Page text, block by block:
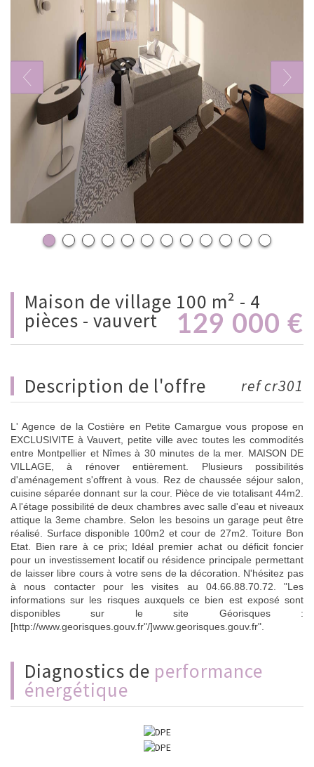
maison de village 100 m² - 4
pièces - vauvert 129 000 €
description de l'offre ref cr301
L' Agence de la Costière en Petite Camargue vous propose en
EXCLUSIVITE à Vauvert, petite ville avec toutes les commodités
entre Montpellier et Nîmes à 30 minutes de la mer. MAISON DE
VILLAGE, à rénover entièrement. Plusieurs possibilités
d'aménagement s'offrent à vous. Rez de chaussée séjour salon,
cuisine séparée donnant sur la cour. Pièce de vie totalisant 44m2.
A l'étage possibilité de deux chambres avec salle d'eau et niveaux
attique la 3eme chambre. Selon les besoins un garage peut être
réalisé. Surface disponible 100m2 et cour de 27m2. Toiture Bon
Etat. Bien rare à ce prix; Idéal premier achat ou déficit foncier
pour un investissement locatif ou résidence principale permettant
de laisser libre cours à votre sens de la décoration. N'hésitez pas
à nous contacter pour les visites au 04.66.88.70.72. "Les
informations sur les risques auxquels ce bien est exposé sont
disponibles sur le site Géorisques :
[http://www.georisques.gouv.fr"/]www.georisques.gouv.fr".
diagnostics de performance
énergétique